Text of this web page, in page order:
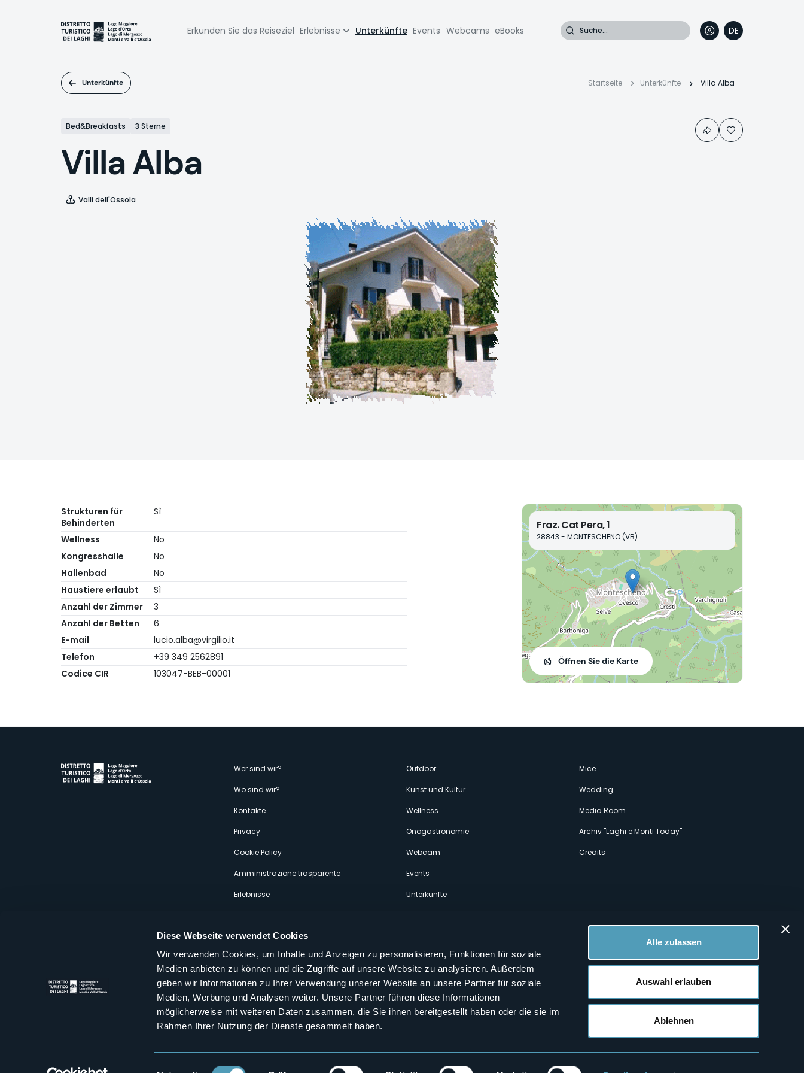
Diese Webseite verwendet Cookies
Wir verwenden Cookies, um Inhalte und Anzeigen zu personalisieren, Funktionen für soziale
Medien anbieten zu können und die Zugriffe auf unsere Website zu analysieren. Außerdem
geben wir Informationen zu Ihrer Verwendung unserer Website an unsere Partner für soziale
Medien, Werbung und Analysen weiter. Unsere Partner führen diese Informationen
möglicherweise mit weiteren Daten zusammen, die Sie ihnen bereitgestellt haben oder die sie im
Rahmen Ihrer Nutzung der Dienste gesammelt haben.
Einwilligungsauswahl
Alle zulassen
Auswahl erlauben
Ablehnen
Navigazione
Erkunden Sie das Reiseziel Erlebnisse Unterkünfte Events Webcams eBooks Suche
DE
IT
EN
FR
Unterkünfte Startseite Unterkünfte Villa Alba
Bed&Breakfasts 3 Sterne
Villa Alba
Valli dell'Ossola
Strukturen für
Behinderten
Sì
Wellness
No
Kongresshalle
No
Hallenbad
No
Haustiere erlaubt
Sì
Anzahl der Zimmer
3
Anzahl der Betten
6
E-mail
lucio.alba@virgilio.it
Telefon
+39 349 2562891
Codice CIR
103047-BEB-00001
Fraz. Cat Pera, 1
28843 - MONTESCHENO (VB)
Öffnen Sie die Karte
Menù
secondario
Wer sind wir?
Wo sind wir?
Kontakte
Privacy
Cookie Policy
Amministrazione trasparente
Erlebnisse
Outdoor
Kunst und Kultur
Wellness
Önogastronomie
Webcam
Events
Unterkünfte
Mice
Wedding
Media Room
Archiv "Laghi e Monti Today"
Credits
Distretto Turistico dei Laghi Scrl
Sede legale e operativa: Corso Italia 26 - 28838 Stresa VB - Italy
infoturismo@distrettolaghi.itedistrettolaghi@legalmail.it
Folgen Sie uns auf unseren sozialen Profilen